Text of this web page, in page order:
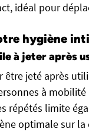
idéal pour
hygiène
à jeter après
être jeté après
à
répétés limite
optimale sur la